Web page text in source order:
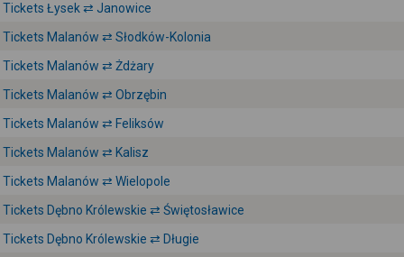
Tickets Łysek ⇄ Janowice
Tickets Malanów ⇄ Słodków-Kolonia
Tickets Malanów ⇄ Żdżary
Tickets Malanów ⇄ Obrzębin
Tickets Malanów ⇄ Feliksów
Tickets Malanów ⇄ Kalisz
Tickets Malanów ⇄ Wielopole
Tickets Dębno Królewskie ⇄ Świętosławice
Tickets Dębno Królewskie ⇄ Długie